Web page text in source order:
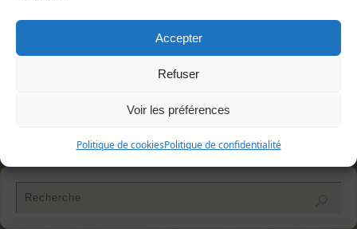
Accepter
Refuser
Voir les préférences
Politique de cookiesPolitique de confidentialité
Manche-Nature printemps-